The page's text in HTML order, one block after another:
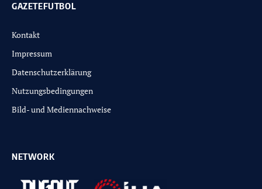
GAZETEFUTBOL
Kontakt
Impressum
Datenschutzerklärung
Nutzungsbedingungen
Bild- und Mediennachweise
NETWORK